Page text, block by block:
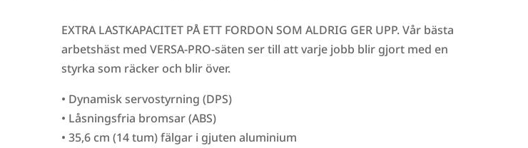
EXTRA LASTKAPACITET PÅ ETT FORDON SOM ALDRIG GER UPP. Vår bästa
arbetshäst med VERSA-PRO-säten ser till att varje jobb blir gjort med en
styrka som räcker och blir över.
• Dynamisk servostyrning (DPS)
• Låsningsfria bromsar (ABS)
• 35,6 cm (14 tum) fälgar i gjuten aluminium